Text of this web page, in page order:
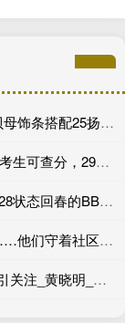
恩卓中盈 比亚迪海狮08内饰配置揭秘：光韵贝母饰条搭配25扬帝瓦雷音响登场
上上通 湖北省2026年高考顺利收官，6月25日考生可查分，29日起填报志愿
睿新策略 资讯：憋队的极致碰撞！梦幻联赛S28状态回春的BB迎战XG
国客信配 “跨国管家”“住户片警”“90后守夜人”……他们守着社区的烟火气
融易盈 退网9个月，叶珂低调复出，实力回归引关注_黄晓明_直播_网友